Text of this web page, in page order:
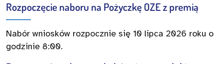
Rozpoczęcie naboru na Pożyczkę OZE z premią
Nabór wniosków rozpocznie się 10 lipca 2026 roku o
godzinie 8:00.